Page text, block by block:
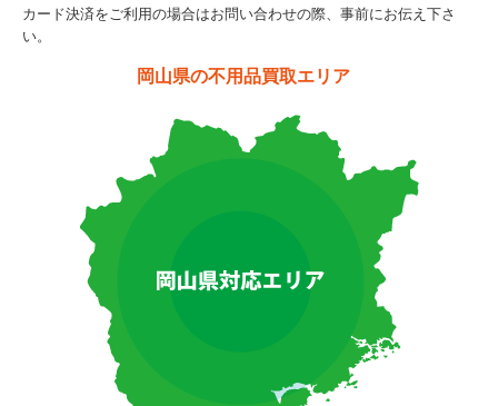
カード決済をご利用の場合はお問い合わせの際、事前にお伝え下さ
い。
岡山県の不用品買取エリア